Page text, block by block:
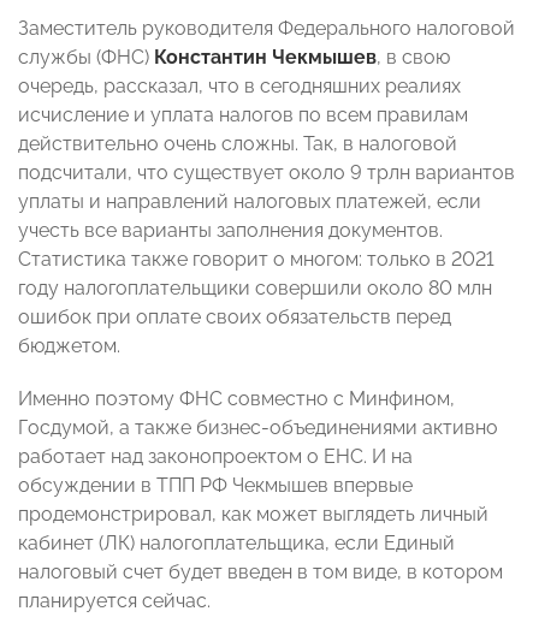
Заместитель руководителя Федерального налоговой
службы (ФНС) Константин Чекмышев, в свою
очередь, рассказал, что в сегодняшних реалиях
исчисление и уплата налогов по всем правилам
действительно очень сложны. Так, в налоговой
подсчитали, что существует около 9 трлн вариантов
уплаты и направлений налоговых платежей, если
учесть все варианты заполнения документов.
Статистика также говорит о многом: только в 2021
году налогоплательщики совершили около 80 млн
ошибок при оплате своих обязательств перед
бюджетом.
Именно поэтому ФНС совместно с Минфином,
Госдумой, а также бизнес-объединениями активно
работает над законопроектом о ЕНС. И на
обсуждении в ТПП РФ Чекмышев впервые
продемонстрировал, как может выглядеть личный
кабинет (ЛК) налогоплательщика, если Единый
налоговый счет будет введен в том виде, в котором
планируется сейчас.